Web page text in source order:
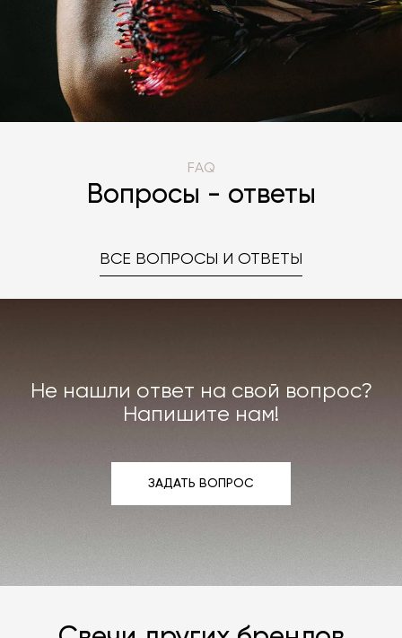
FAQ
Вопросы - ответы
ВСЕ ВОПРОСЫ И ОТВЕТЫ
Не нашли ответ на свой вопрос?
Напишите нам!
ЗАДАТЬ ВОПРОС